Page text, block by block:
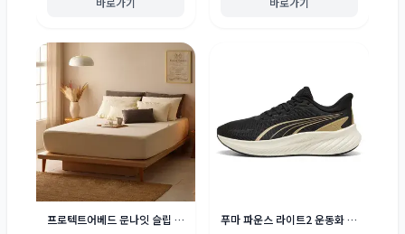
프로텍트어베드 문나잇 슬립 진드기차단 유아안전확인 방수 매트리스 커버 푸마 파운스 라이트2 운동화 313496